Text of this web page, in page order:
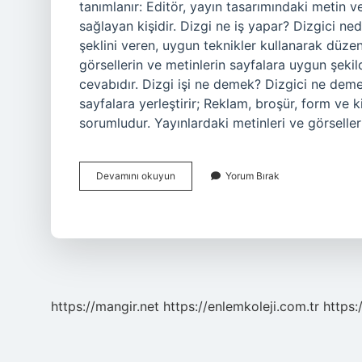
tanımlanır: Editör, yayın tasarımındaki
sağlayan kişidir. Dizgi ne iş yapar? Dizgici
şeklini veren, uygun teknikler kullanarak
görsellerin ve metinlerin sayfalara uygun
cevabıdır. Dizgi işi ne demek? Dizgici ne
sayfalara yerleştirir; Reklam, broşür, form ve
sorumludur. Yayınlardaki metinleri ve
Devamını okuyun
Teknisyeni
Yorum Bırak
https://mangir.net https://enlemkoleji.com.tr